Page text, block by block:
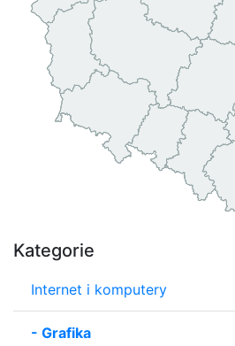
Kategorie
Internet i komputery
- Grafika